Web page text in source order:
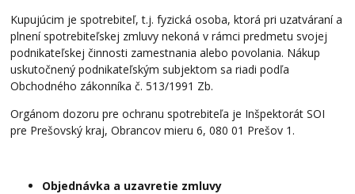
Kupujúcim je spotrebiteľ, t.j. fyzická osoba, ktorá pri uzatváraní a
plnení spotrebiteľskej zmluvy nekoná v rámci predmetu svojej
podnikateľskej činnosti zamestnania alebo povolania. Nákup
uskutočnený podnikateľským subjektom sa riadi podľa
Obchodného zákonníka č. 513/1991 Zb.
Orgánom dozoru pre ochranu spotrebiteľa je Inšpektorát SOI
pre Prešovský kraj, Obrancov mieru 6, 080 01 Prešov 1.
Objednávka a uzavretie zmluvy